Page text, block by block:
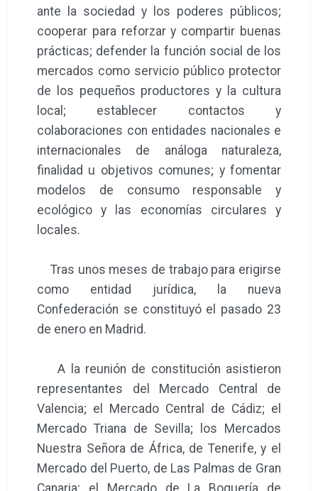
ante la sociedad y los poderes públicos;
cooperar para reforzar y compartir buenas
prácticas; defender la función social de los
mercados como servicio público protector
de los pequeños productores y la cultura
local; establecer contactos y
colaboraciones con entidades nacionales e
internacionales de análoga naturaleza,
finalidad u objetivos comunes; y fomentar
modelos de consumo responsable y
ecológico y las economías circulares y
locales.
Tras unos meses de trabajo para erigirse
como entidad jurídica, la nueva
Confederación se constituyó el pasado 23
de enero en Madrid.
A la reunión de constitución asistieron
representantes del Mercado Central de
Valencia; el Mercado Central de Cádiz; el
Mercado Triana de Sevilla; los Mercados
Nuestra Señora de África, de Tenerife, y el
Mercado del Puerto, de Las Palmas de Gran
Canaria; el Mercado de La Boquería de